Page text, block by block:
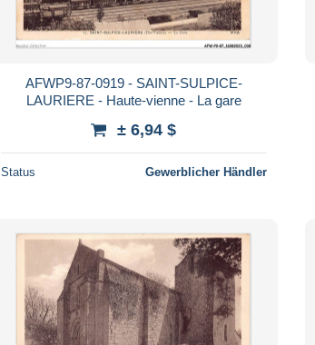
AFWP9-87-0919 - SAINT-SULPICE-
LAURIERE - Haute-vienne - La gare
± 6,94 $
Status Gewerblicher Händler